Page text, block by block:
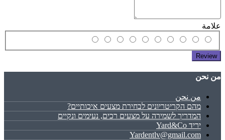
علامة
Review
ﻣﻦ ﻧﺤﻦ
ﻣﻦ ﻧﺤﻦ
מהם הקריטריונים לבחירת מצעים איכותיים?
המדריך לשמירה על מצעים רכים, נעימים ונקיים
יריד Yard&Co
Yardentlv@gmail.com